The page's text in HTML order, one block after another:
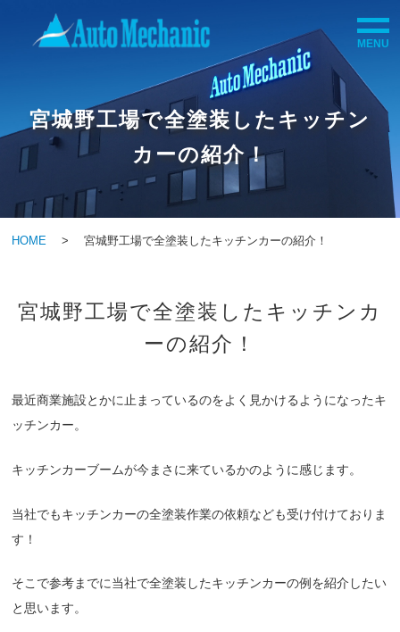
MENU
会社情報
個人のお客様
法人のお客様
よくある質問
お問い合わせ
宮城野工場で全塗装したキッチン
カーの紹介！
HOME > 宮城野工場で全塗装したキッチンカーの紹介！
宮城野工場で全塗装したキッチンカ
ーの紹介！
最近商業施設とかに止まっているのをよく見かけるようになったキ
ッチンカー。
キッチンカーブームが今まさに来ているかのように感じます。
当社でもキッチンカーの全塗装作業の依頼なども受け付けておりま
す！
そこで参考までに当社で全塗装したキッチンカーの例を紹介したい
と思います。